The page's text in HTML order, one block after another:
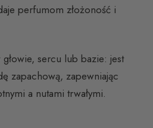
perfumom złożoność i
sercu lub bazie: jest
zapachową, zapewniając
a nutami trwałymi.